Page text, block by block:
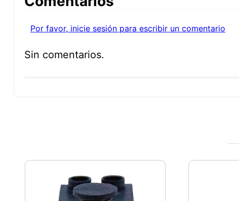
Por favor, inicie sesión para escribir un comentario
Sin comentarios.